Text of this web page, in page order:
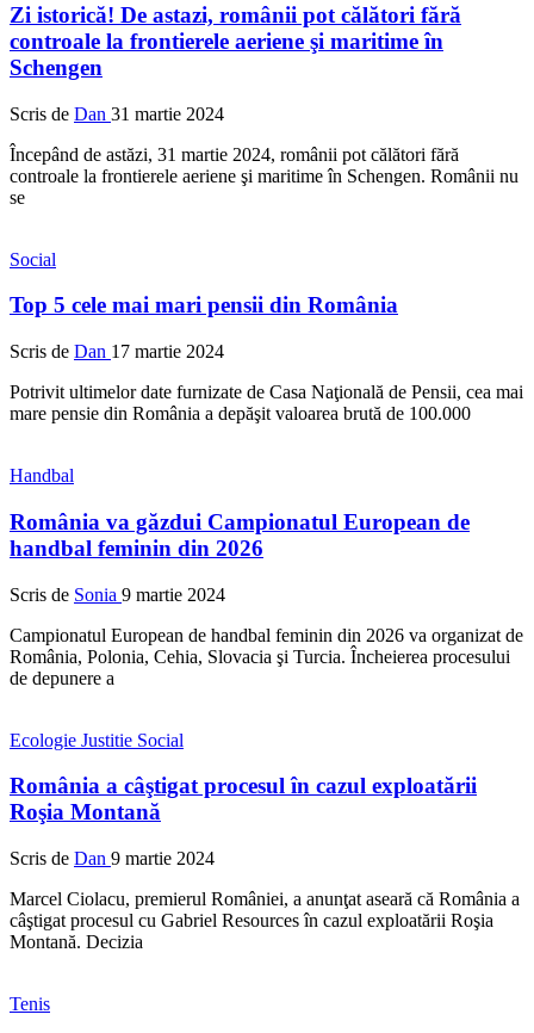
Zi istorică! De astazi, românii pot călători fără
controale la frontierele aeriene şi maritime în
Schengen
Scris de Dan 31 martie 2024
Începând de astăzi, 31 martie 2024, românii pot călători fără
controale la frontierele aeriene şi maritime în Schengen. Românii nu
se
Social
Top 5 cele mai mari pensii din România
Scris de Dan 17 martie 2024
Potrivit ultimelor date furnizate de Casa Naţională de Pensii, cea mai
mare pensie din România a depăşit valoarea brută de 100.000
Handbal
România va găzdui Campionatul European de
handbal feminin din 2026
Scris de Sonia 9 martie 2024
Campionatul European de handbal feminin din 2026 va organizat de
România, Polonia, Cehia, Slovacia şi Turcia. Încheierea procesului
de depunere a
Ecologie Justitie Social
România a câştigat procesul în cazul exploatării
Roşia Montană
Scris de Dan 9 martie 2024
Marcel Ciolacu, premierul României, a anunţat aseară că România a
câştigat procesul cu Gabriel Resources în cazul exploatării Roşia
Montană. Decizia
Tenis